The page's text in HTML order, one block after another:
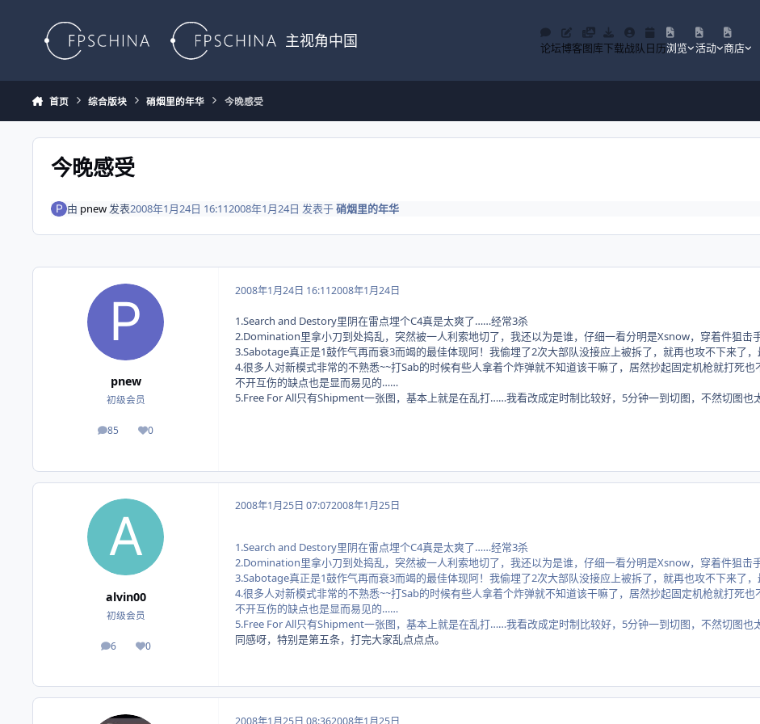
主视角中国 论坛博客图库下载战队 日历浏览 活动 商店
首页 综合版块 硝烟里的年华 今晚感受
今晚感受
由 pnew发表2008年1月24日 16:112008年1月24日 发表于硝烟里的年华
pnew
初级会员
85
帖子 0
荣誉积分
2008年1月24日 16:112008年1月24日
1.Search and Destory里阴在雷点埋个C4真是太爽了……经常3杀
2.Domination里拿小刀到处捣乱，突然被一人利索地切了，我还以为是谁，仔细一看分明是Xsnow，穿着件狙
3.Sabotage真正是1鼓作气再而衰3而竭的最佳体现阿！我偷埋了2次大部队没接应上被拆了，就再也攻不下来了
4.很多人对新模式非常的不熟悉~~打Sab的时候有些人拿着个炸弹就不知道该干嘛了，居然抄起固定机枪就打死
不开互伤的缺点也是显而易见的……
5.Free For All只有Shipment一张图，基本上就是在乱打……我看改成定时制比较好，5分钟一到切图，不然切图也
alvin00
初级会员
6
帖子 0
荣誉积分
2008年1月25日 07:072008年1月25日
1.Search and Destory里阴在雷点埋个C4真是太爽了……经常3杀
2.Domination里拿小刀到处捣乱，突然被一人利索地切了，我还以为是谁，仔细一看分明是Xsnow，穿着件狙
3.Sabotage真正是1鼓作气再而衰3而竭的最佳体现阿！我偷埋了2次大部队没接应上被拆了，就再也攻不下来了
4.很多人对新模式非常的不熟悉~~打Sab的时候有些人拿着个炸弹就不知道该干嘛了，居然抄起固定机枪就打死
不开互伤的缺点也是显而易见的……
5.Free For All只有Shipment一张图，基本上就是在乱打……我看改成定时制比较好，5分钟一到切图，不然切图也
同感呀，特别是第五条，打完大家乱点点点。
2008年1月25日 08:362008年1月25日